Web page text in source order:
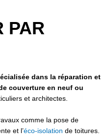
PAR
dans la réparation et
couverture en neuf ou
et architectes.
comme la pose de
et l’éco-isolation de toitures.